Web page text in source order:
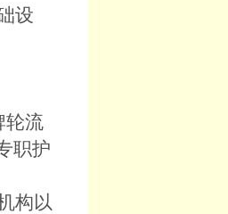
设
轮流
职护
构以